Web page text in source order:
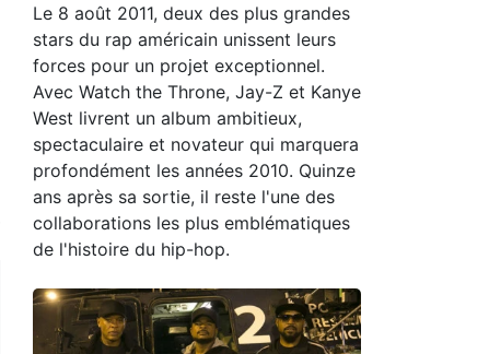
Le 8 août 2011, deux des plus grandes
stars du rap américain unissent leurs
forces pour un projet exceptionnel.
Avec Watch the Throne, Jay-Z et Kanye
West livrent un album ambitieux,
spectaculaire et novateur qui marquera
profondément les années 2010. Quinze
ans après sa sortie, il reste l'une des
collaborations les plus emblématiques
de l'histoire du hip-hop.